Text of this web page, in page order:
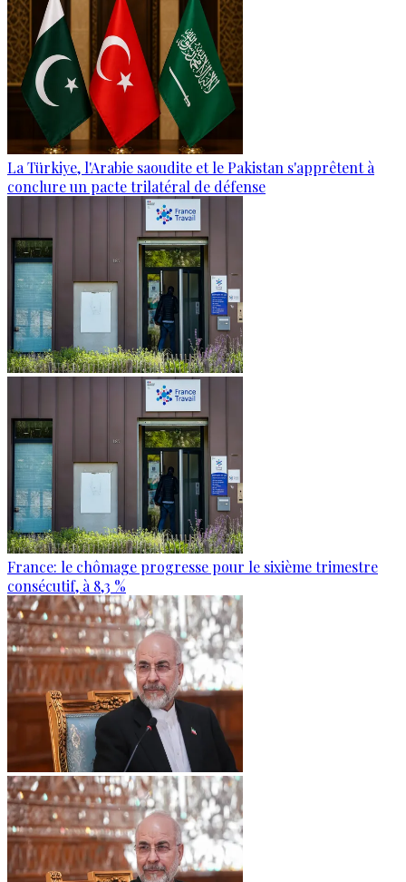
La Türkiye, l'Arabie saoudite et le Pakistan s'apprêtent à
conclure un pacte trilatéral de défense
France: le chômage progresse pour le sixième trimestre
consécutif, à 8,3 %